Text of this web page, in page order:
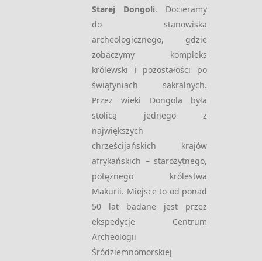
Starej Dongoli. Docieramy
do stanowiska
archeologicznego, gdzie
zobaczymy kompleks
królewski i pozostałości po
świątyniach sakralnych.
Przez wieki Dongola była
stolicą jednego z
największych
chrześcijańskich krajów
afrykańskich – starożytnego,
potężnego królestwa
Makurii. Miejsce to od ponad
50 lat badane jest przez
ekspedycje Centrum
Archeologii
Śródziemnomorskiej